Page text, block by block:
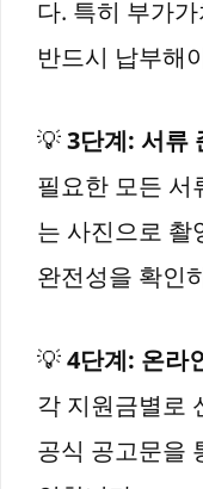
다. 특히 부가
반드시 납부해
💡3단계: 서류
필요한 모든 서
는 사진으로 촬
완전성을 확인
💡4단계: 온라
각 지원금별로
공식 공고문을